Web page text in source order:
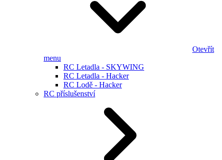
Otevřít
menu
RC Letadla - SKYWING
RC Letadla - Hacker
RC Lodě - Hacker
RC příslušenství